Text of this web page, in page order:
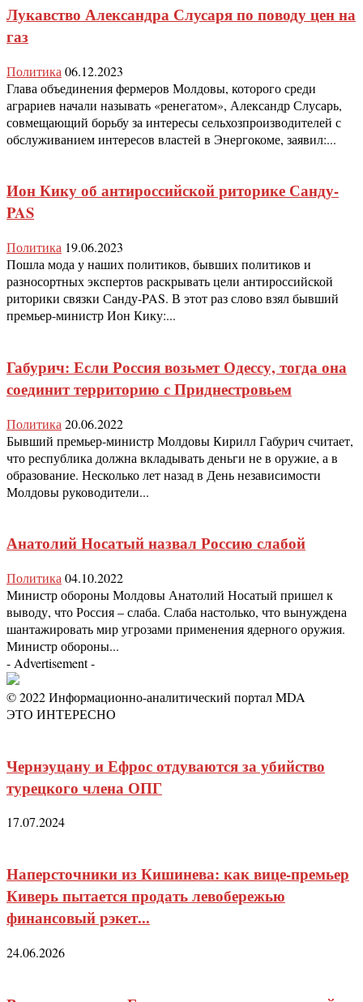
Лукавство Александра Слусаря по поводу цен на
газ
Политика 06.12.2023
Глава объединения фермеров Молдовы, которого среди
аграриев начали называть «ренегатом», Александр Слусарь,
совмещающий борьбу за интересы сельхозпроизводителей с
обслуживанием интересов властей в Энергокоме, заявил:...
Ион Кику об антироссийской риторике Санду-
PAS
Политика 19.06.2023
Пошла мода у наших политиков, бывших политиков и
разносортных экспертов раскрывать цели антироссийской
риторики связки Санду-PAS. В этот раз слово взял бывший
премьер-министр Ион Кику:...
Габурич: Если Россия возьмет Одессу, тогда она
соединит территорию с Приднестровьем
Политика 20.06.2022
Бывший премьер-министр Молдовы Кирилл Габурич считает,
что республика должна вкладывать деньги не в оружие, а в
образование. Несколько лет назад в День независимости
Молдовы руководители...
Анатолий Носатый назвал Россию слабой
Политика 04.10.2022
Министр обороны Молдовы Анатолий Носатый пришел к
выводу, что Россия – слаба. Слаба настолько, что вынуждена
шантажировать мир угрозами применения ядерного оружия.
Министр обороны...
- Advertisement -
© 2022 Информационно-аналитический портал MDA
ЭТО ИНТЕРЕСНО
Чернэуцану и Ефрос отдуваются за убийство
турецкого члена ОПГ
17.07.2024
Наперсточники из Кишинева: как вице-премьер
Киверь пытается продать левобережью
финансовый рэкет...
24.06.2026